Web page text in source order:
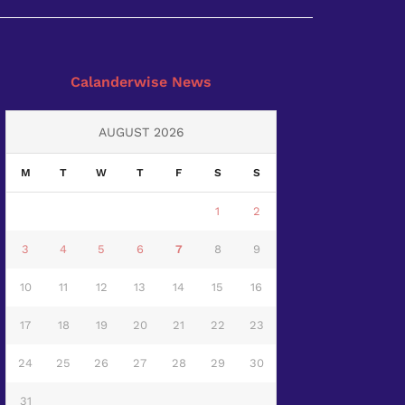
Calanderwise News
AUGUST 2026
M T W T F S S
1 2
3 4 5 6 7 8 9
10 11 12 13 14 15 16
17 18 19 20 21 22 23
24 25 26 27 28 29 30
31